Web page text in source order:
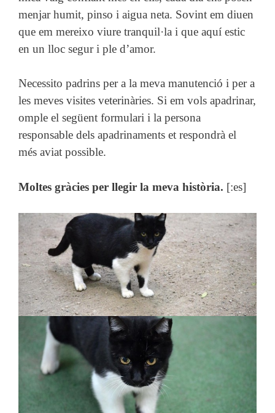
menjar humit, pinso i aigua neta. Sovint em diuen
que em mereixo viure tranquil·la i que aquí estic
en un lloc segur i ple d’amor.
Necessito padrins per a la meva manutenció i per a
les meves visites veterinàries. Si em vols apadrinar,
omple el següent formulari i la persona
responsable dels apadrinaments et respondrà el
més aviat possible.
Moltes gràcies per llegir la meva història. [:es]